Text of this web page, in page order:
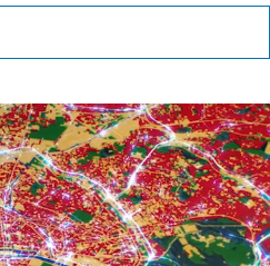
по оценке влияния